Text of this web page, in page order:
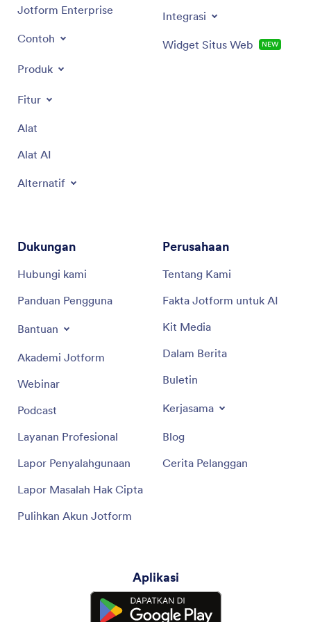
Jotform Enterprise
Contoh
Produk
Fitur
Alat
Alat AI
Alternatif
Integrasi
Widget Situs Web NEW
Dukungan
Hubungi kami
Panduan Pengguna
Bantuan
Akademi Jotform
Webinar
Podcast
Layanan Profesional
Lapor Penyalahgunaan
Lapor Masalah Hak Cipta
Pulihkan Akun Jotform
Perusahaan
Tentang Kami
Fakta Jotform untuk AI
Kit Media
Dalam Berita
Buletin
Kerjasama
Blog
Cerita Pelanggan
Aplikasi